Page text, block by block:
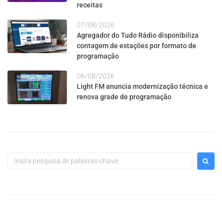
receitas
07/08/2026
Agregador do Tudo Rádio disponibiliza
contagem de estações por formato de
programação
06/08/2026
Light FM anuncia modernização técnica e
renova grade de programação